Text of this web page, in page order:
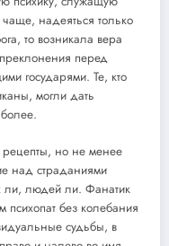
надеяться только
то возникала вера
перед
государями. Те, кто
могли дать
рецепты, но не менее
над страданиями
ли, людей ли. Фанатик
без колебания
судьбы, в